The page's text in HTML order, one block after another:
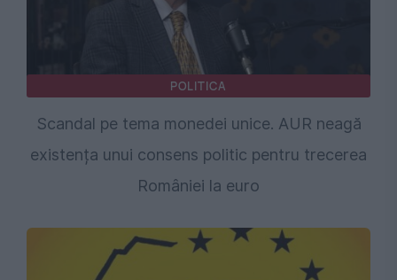
POLITICA
Scandal pe tema monedei unice. AUR neagă
existența unui consens politic pentru trecerea
României la euro